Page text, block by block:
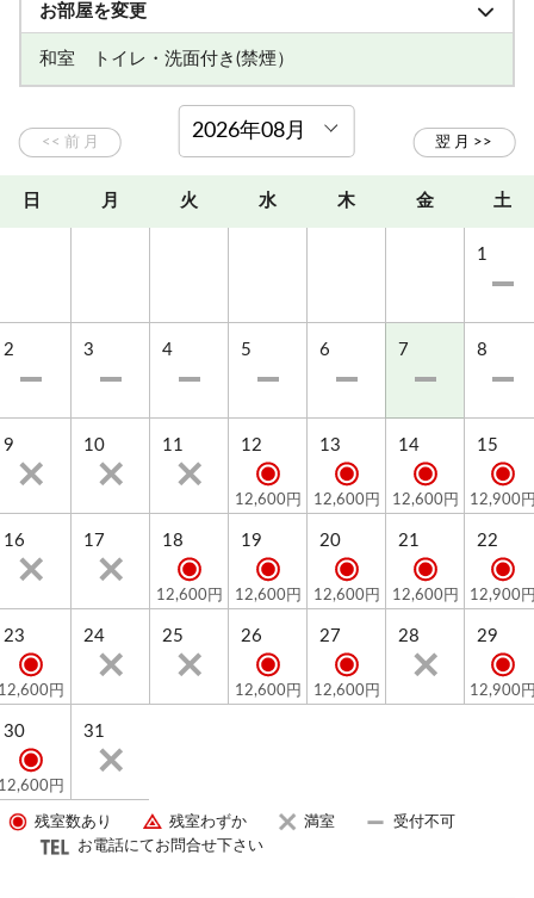
お部屋を変更
和室 トイレ・洗面付き(禁煙）
日 月 火 水 木 金 土
1
2 3 4 5 6 7 8
9 10 11 12
12,600円
13
12,600円
14
12,600円
15
12,900
16 17 18
12,600円
19
12,600円
20
12,600円
21
12,600円
22
12,900
23
円
24 25 26
12,600円
27
12,600円
28 29
12,900
30
円
31
残室数あり 残室わずか 満室
受付不可
お電話にてお問合せ下さい